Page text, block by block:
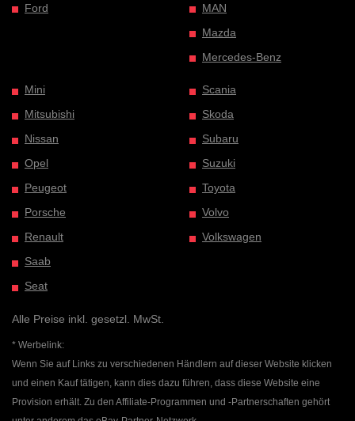
Ford
MAN
Mazda
Mercedes-Benz
Mini
Mitsubishi
Nissan
Opel
Peugeot
Porsche
Renault
Saab
Seat
Scania
Skoda
Subaru
Suzuki
Toyota
Volvo
Volkswagen
Alle Preise inkl. gesetzl. MwSt.
* Werbelink:
Wenn Sie auf Links zu verschiedenen Händlern auf dieser Website klicken
und einen Kauf tätigen, kann dies dazu führen, dass diese Website eine
Provision erhält. Zu den Affiliate-Programmen und -Partnerschaften gehört